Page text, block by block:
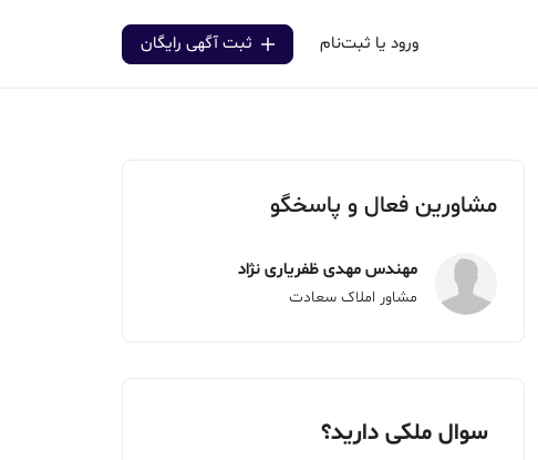
ورود یا ثبت‌نام ثبت آگهی رایگان
مشاورین فعال و پاسخگو
مهندس مهدی ظفریاری نژاد
مشاور املاک سعادت
سوال ملکی دارید؟